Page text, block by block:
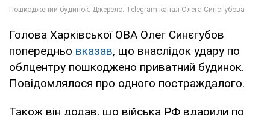
Голова Харківської ОВА Олег Синєгубов
попередньо вказав, що внаслідок удару по
облцентру пошкоджено приватний будинок.
Повідомлялося про одного постраждалого.
Також він додав, що війська РФ вдарили по